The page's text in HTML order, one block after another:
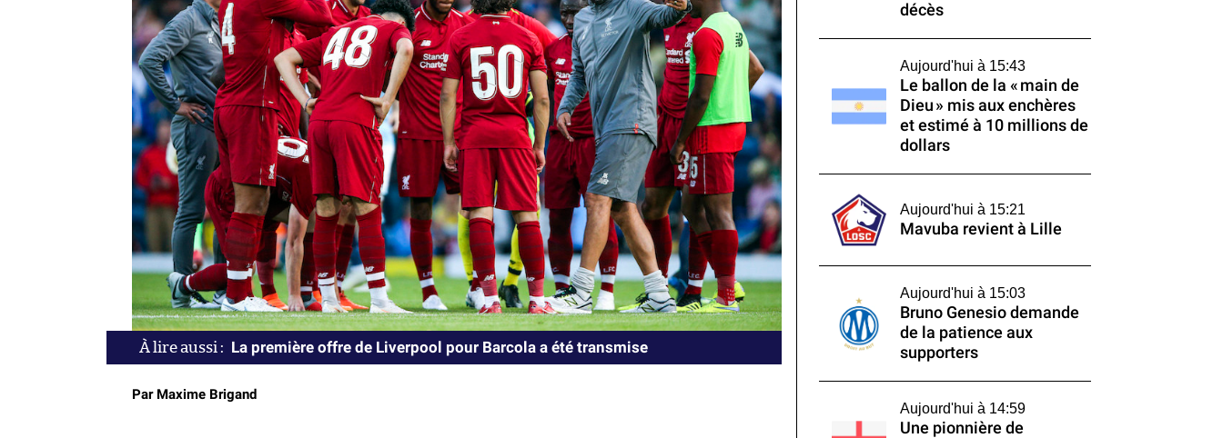
La première offre de Liverpool pour Barcola a été transmise
Par Maxime Brigand
décès
Aujourd'hui à 15:43
Le ballon de la « main de
Dieu » mis aux enchères
et estimé à 10 millions de
dollars
Aujourd'hui à 15:21
Mavuba revient à Lille
Aujourd'hui à 15:03
Bruno Genesio demande
de la patience aux
supporters
Aujourd'hui à 14:59
Une pionnière de